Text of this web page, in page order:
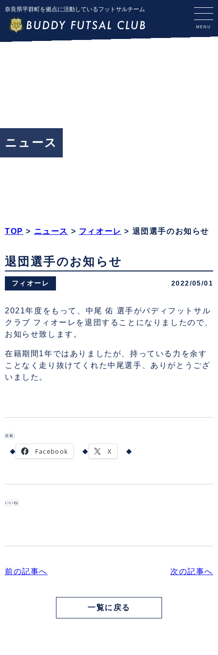
奈良県平群町を拠点に活動しているフットサルチーム
ニュース
TOP > ニュース > フィオーレ > 退団選手のお知らせ
退団選手のお知らせ
フィオーレ 2022/05/01
2021年度をもって、中尾 佑 選手がバディフットサル
クラブ フィオーレを退団することになりましたので、
お知らせ致します。
在籍期間1年ではありましたが、持っている力を余す
ことなく走り抜けてくれた中尾選手、ありがとうござ
いました。
共有:
Facebook X
いいね:
前の記事へ 次の記事へ
一覧に戻る